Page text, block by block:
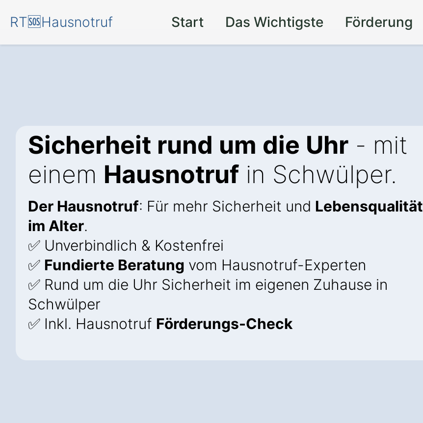
RT🆘Hausnotruf Start Das Wichtigste Förderung
Sicherheit rund um die Uhr - mit
einem Hausnotruf in Schwülper.
Der Hausnotruf: Für mehr Sicherheit und Lebensqualität
im Alter.
✅ Unverbindlich & Kostenfrei
✅ Fundierte Beratung vom Hausnotruf-Experten
✅ Rund um die Uhr Sicherheit im eigenen Zuhause in
Schwülper
✅ Inkl. Hausnotruf Förderungs-Check